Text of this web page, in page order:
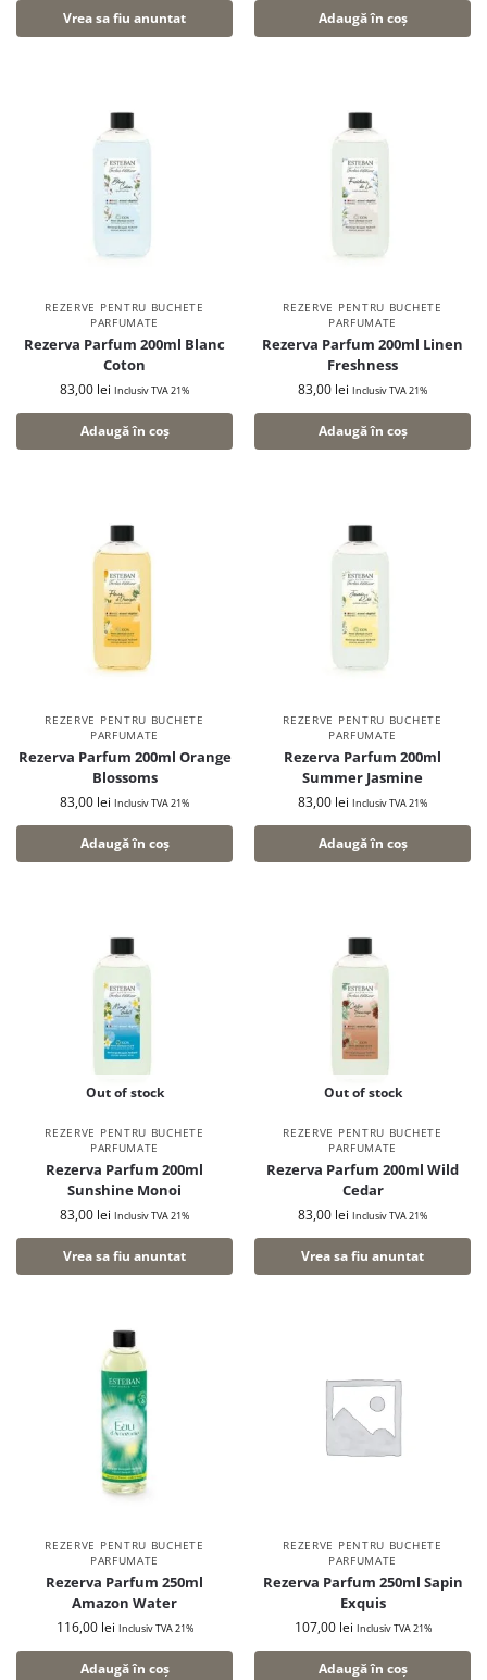
Vrea sa fiu anuntat Adaugă în coș
REZERVE PENTRU BUCHETE
PARFUMATE
Rezerva Parfum 200ml Blanc
Coton
83,00 lei Inclusiv TVA 21%
Adaugă în coș
REZERVE PENTRU BUCHETE
PARFUMATE
Rezerva Parfum 200ml Linen
Freshness
83,00 lei Inclusiv TVA 21%
Adaugă în coș
REZERVE PENTRU BUCHETE
PARFUMATE
Rezerva Parfum 200ml Orange
Blossoms
83,00 lei Inclusiv TVA 21%
Adaugă în coș
REZERVE PENTRU BUCHETE
PARFUMATE
Rezerva Parfum 200ml
Summer Jasmine
83,00 lei Inclusiv TVA 21%
Adaugă în coș
Out of stock
REZERVE PENTRU BUCHETE
PARFUMATE
Rezerva Parfum 200ml
Sunshine Monoi
83,00 lei Inclusiv TVA 21%
Vrea sa fiu anuntat
Out of stock
REZERVE PENTRU BUCHETE
PARFUMATE
Rezerva Parfum 200ml Wild
Cedar
83,00 lei Inclusiv TVA 21%
Vrea sa fiu anuntat
REZERVE PENTRU BUCHETE
PARFUMATE
Rezerva Parfum 250ml
Amazon Water
116,00 lei Inclusiv TVA 21%
Adaugă în coș
REZERVE PENTRU BUCHETE
PARFUMATE
Rezerva Parfum 250ml Sapin
Exquis
107,00 lei Inclusiv TVA 21%
Adaugă în coș